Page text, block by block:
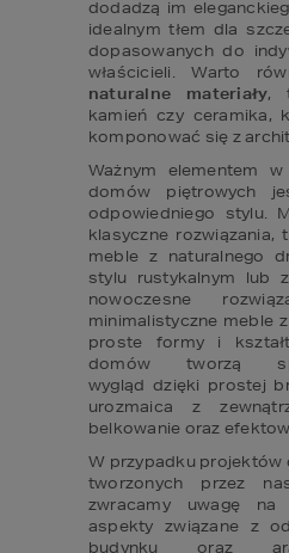
dodadzą im
idealnym tłem dla
dopasowanych do
naturalne
materiały,
kamień czy ceramika,
komponować się z
Ważnym elementem
domów piętrowych
odpowiedniego stylu.
klasyczne rozwiązania,
meble z naturalnego
stylu rustykalnym lub
nowoczesne
minimalistyczne meble
proste formy i
domów tworzą
wygląd dzięki prostej
urozmaica z
belkowanie oraz
W przypadku
tworzonych przez
zwracamy uwagę na
aspekty związane z
budynku oraz